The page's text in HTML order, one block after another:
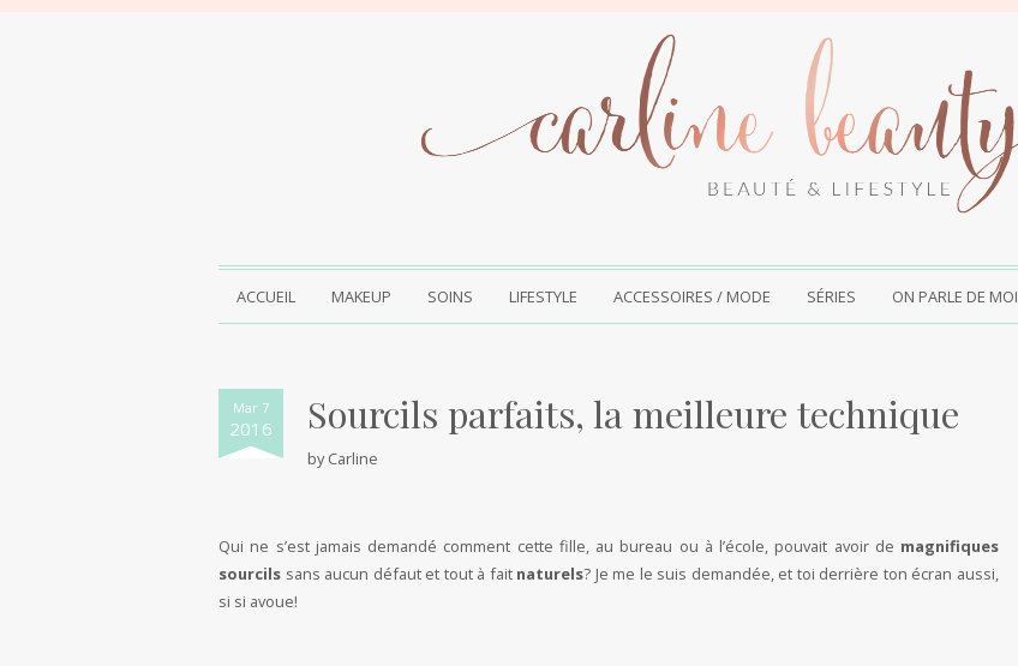
ACCUEIL MAKEUP SOINS LIFESTYLE ACCESSOIRES / MODE SÉRIES ON PARLE DE MOI
Mar 7
2016 Sourcils parfaits, la meilleure technique
byCarline
Qui ne s’est jamais demandé comment cette fille, au bureau ou à l’école, pouvait avoir de magnifiques
sourcils sans aucun défaut et tout à fait naturels? Je me le suis demandée, et toi derrière ton écran aussi,
si si avoue!